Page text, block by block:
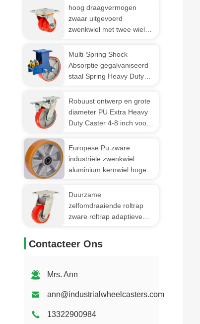
automotive productie
assemblage lijnen
hoog draagvermogen
zwaar uitgevoerd
zwenkwiel met twee wielen
meer industrieel apparaat
Multi-Spring Shock
Absorptie gegalvaniseerd
staal Spring Heavy Duty
met 2000-2500 kg
laadcapaciteit
Robuust ontwerp en grote
diameter PU Extra Heavy
Duty Caster 4-8 inch voor
Betonvloer
Europese Pu zware
industriële zwenkwiel
aluminium kernwiel hoge
Duurzame
zelfomdraaiende roltrap
zware roltrap adaptieve
Contacteer Ons
Mrs. Ann
ann@industrialwheelcasters.com
13322900984